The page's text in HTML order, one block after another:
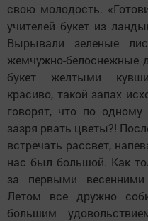
свою молодость.
учителей букет из
Вырывали зеленые
жемчужно-белоснежные
букет желтыми
красиво, такой запах
говорят, что по
зазря рвать цветы?!
встречать рассвет,
нас был большой. Как
за первыми
Летом все дружно
большим